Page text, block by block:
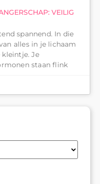
VEILIG
spannend. In die
alles in je lichaam
Je
staan flink